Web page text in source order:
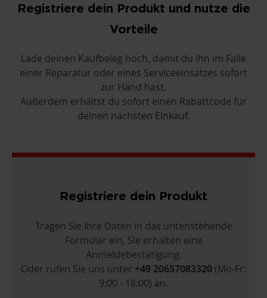
Registriere dein Produkt und nutze die
Vorteile
Lade deinen Kaufbeleg hoch, damit du ihn im Falle
einer Reparatur oder eines Serviceeinsatzes sofort
zur Hand hast.
Außerdem erhältst du sofort einen Rabattcode für
deinen nächsten Einkauf.
Registriere dein Produkt
Tragen Sie Ihre Daten in das untenstehende
Formular ein, Sie erhalten eine
Anmeldebestätigung.
Oder rufen Sie uns unter +49 20657083320 (Mo-Fr:
9:00 - 18:00) an.